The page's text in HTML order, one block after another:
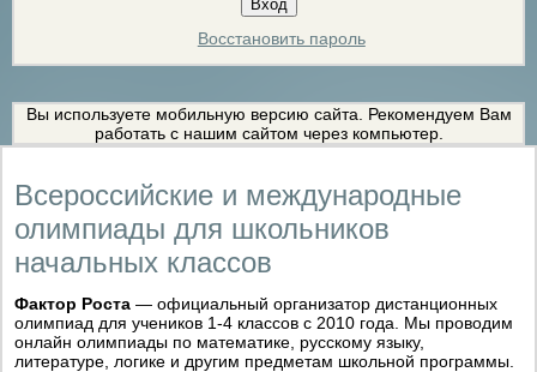
Восстановить пароль
Вы используете мобильную версию сайта. Рекомендуем Вам
работать с нашим сайтом через компьютер.
Всероссийские и международные
олимпиады для школьников
начальных классов
Фактор Роста — официальный организатор дистанционных
олимпиад для учеников 1-4 классов с 2010 года. Мы проводим
онлайн олимпиады по математике, русскому языку,
литературе, логике и другим предметам школьной программы.